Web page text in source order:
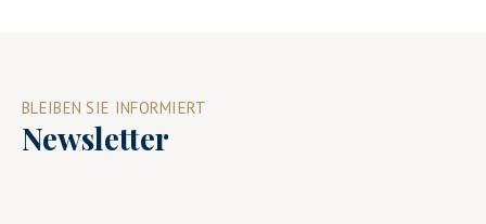
BLEIBEN SIE INFORMIERT
Newsletter